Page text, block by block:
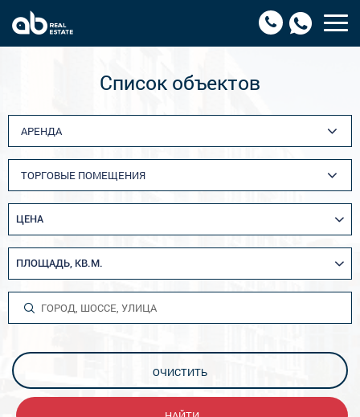
Список объектов
АРЕНДА
ТОРГОВЫЕ ПОМЕЩЕНИЯ
ЦЕНА
ПЛОЩАДЬ, КВ.М.
ОЧИСТИТЬ